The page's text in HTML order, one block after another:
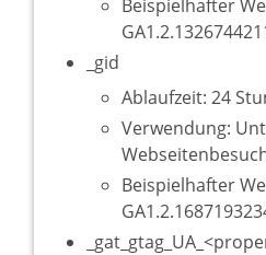
Beispielhafter
_gid
Ablaufzeit: 24
Verwendung:
Beispielhafter